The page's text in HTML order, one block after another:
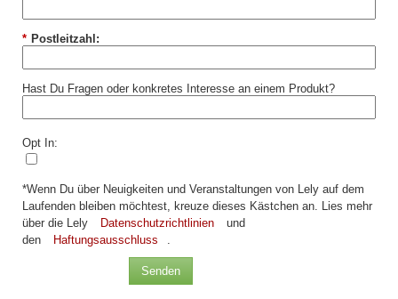
* Postleitzahl:
Hast Du Fragen oder konkretes Interesse an einem Produkt?
Opt In:
*Wenn Du über Neuigkeiten und Veranstaltungen von Lely auf dem
Laufenden bleiben möchtest, kreuze dieses Kästchen an. Lies mehr
über die Lely
Datenschutzrichtlinien
und
den
Haftungsausschluss
Senden